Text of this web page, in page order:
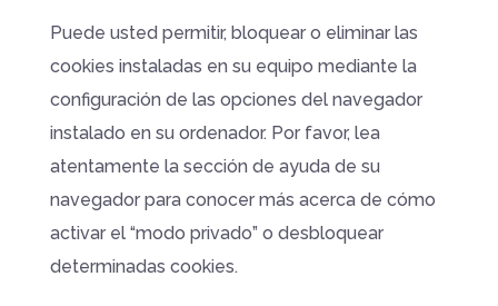
Puede usted permitir, bloquear o eliminar las
cookies instaladas en su equipo mediante la
configuración de las opciones del navegador
instalado en su ordenador. Por favor, lea
atentamente la sección de ayuda de su
navegador para conocer más acerca de cómo
activar el “modo privado” o desbloquear
determinadas cookies.